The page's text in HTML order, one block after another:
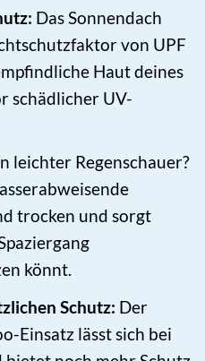
Das Sonnendach
von UPF
Haut deines
schädlicher UV-
leichter Regenschauer?
trocken und sorgt
könnt.
Schutz: Der
Einsatz lässt sich bei